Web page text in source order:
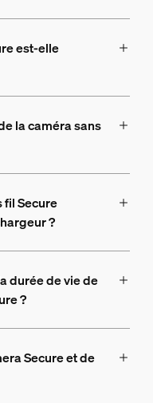
est-elle
la caméra sans
fil Secure
?
durée de vie de
?
Secure et de